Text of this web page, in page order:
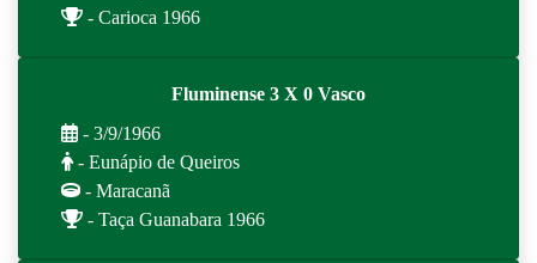
- Carioca 1966
Fluminense 3 X 0 Vasco
- 3/9/1966
- Eunápio de Queiros
- Maracanã
- Taça Guanabara 1966